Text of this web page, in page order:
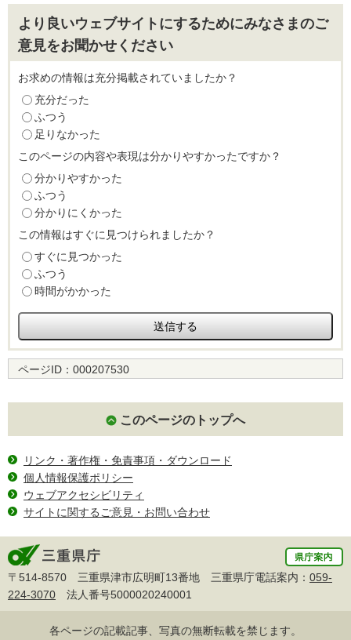
より良いウェブサイトにするためにみなさまのご
意見をお聞かせください
お求めの情報は充分掲載されていましたか？
充分だった
ふつう
足りなかった
このページの内容や表現は分かりやすかったですか？
分かりやすかった
ふつう
分かりにくかった
この情報はすぐに見つけられましたか？
すぐに見つかった
ふつう
時間がかかった
ページID： 000207530
このページのトップへ
リンク・著作権・免責事項・ダウンロード
個人情報保護ポリシー
ウェブアクセシビリティ
サイトに関するご意見・お問い合わせ
〒514-8570 三重県津市広明町13番地 三重県庁電話案内： 059-
224-3070 法人番号5000020240001
各ページの記載記事、写真の無断転載を禁じます。